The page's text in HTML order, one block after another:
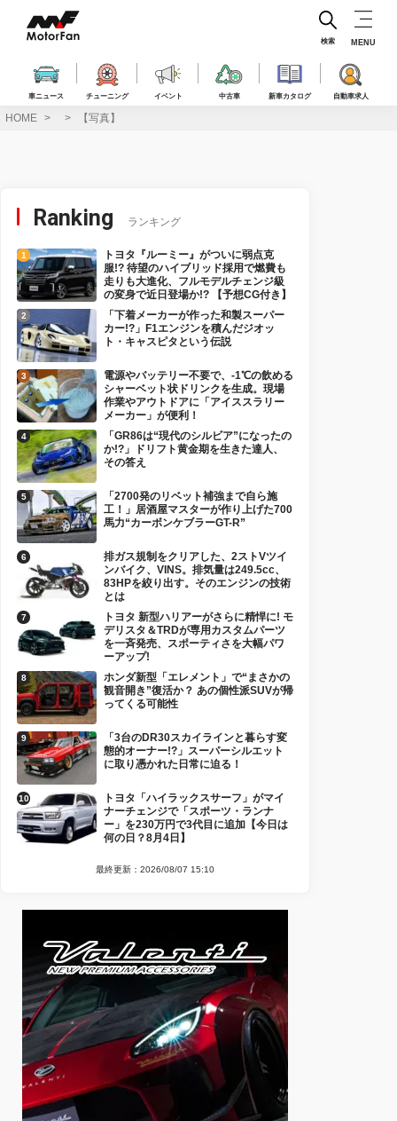
ス
車ニュース チューニング イベント 中古車 新車カタログ 自動車求人
検索 MENU
HOME 【写真】
Ranking ランキング
トヨタ『ルーミー』がついに弱点克
服!? 待望のハイブリッド採用で燃費も
走りも大進化、フルモデルチェンジ級
の変身で近日登場か!? 【予想CG付き】
「下着メーカーが作った和製スーパー
カー!?」F1エンジンを積んだジオッ
ト・キャスピタという伝説
電源やバッテリー不要で、-1℃の飲める
シャーベット状ドリンクを生成。現場
作業やアウトドアに「アイススラリー
メーカー」が便利！
「GR86は“現代のシルビア”になったの
か!?」ドリフト黄金期を生きた達人、
その答え
「2700発のリベット補強まで自ら施
工！」居酒屋マスターが作り上げた700
馬力“カーボンケブラーGT-R”
排ガス規制をクリアした、2ストVツイ
ンバイク、VINS。排気量は249.5cc、
83HPを絞り出す。そのエンジンの技術
とは
トヨタ 新型ハリアーがさらに精悍に! モ
デリスタ＆TRDが専用カスタムパーツ
を一斉発売、スポーティさを大幅パワ
ーアップ!
ホンダ新型「エレメント」で“まさかの
観音開き”復活か？ あの個性派SUVが帰
ってくる可能性
「3台のDR30スカイラインと暮らす変
態的オーナー!?」スーパーシルエット
に取り憑かれた日常に迫る！
トヨタ「ハイラックスサーフ」がマイ
ナーチェンジで「スポーツ・ランナ
ー」を230万円で3代目に追加【今日は
何の日？8月4日】
最終更新：2026/08/07 15:10